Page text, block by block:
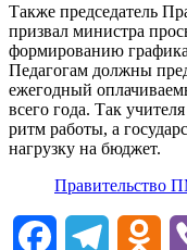
Также председатель
призвал министра
формированию
Педагогам должны
ежегодный
всего года. Так
ритм работы, а
нагрузку на бюджет.
Правительство
FacebookTelegram